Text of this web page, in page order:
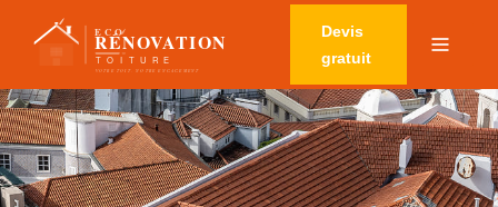
Devis
gratuit